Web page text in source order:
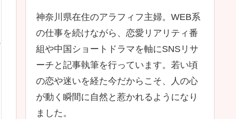
神奈川県在住のアラフィフ主婦。WEB系
の仕事を続けながら、恋愛リアリティ番
組や中国ショートドラマを軸にSNSリサ
ーチと記事執筆を行っています。若い頃
の恋や迷いを経た今だからこそ、人の心
が動く瞬間に自然と惹かれるようになり
ました。